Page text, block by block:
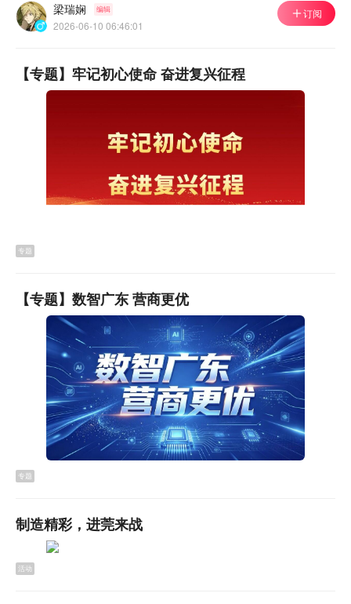
6月9日，百家专业服务机构集中签约入库，标志着东莞企
融、物流等全链条资源，旨在破解莞企出海面临的跨境合
规、运营经验不足等痛点，打造“出得去、做得好、回得
跨越山海援藏！15名东莞医者赴雪域守护高原健康
近日，东莞15名医者启程赴西藏林芝巴宜区，分别开展为
期一年的计划外医疗援藏和为期7天的“东莞名医进巴宜、
名中医西藏行”短期柔性援藏项目，持续深化莞巴两地医疗
卫生领域对口协作，用医者仁心守护高原健康。【详细】
新《学位法》打破“唯论文”桎梏！在莞联合培养的温志
林、李楚颖两位博士，分别依托新型软磁材料、可3D打印
聚酰亚胺等产业化成果通过答辩，成为华南理工
梁瑞娴 编辑
2026-06-10 06:46:01
订阅
【专题】牢记初心使命 奋进复兴征程
专题
【专题】数智广东 营商更优
专题
制造精彩，进莞来战
活动